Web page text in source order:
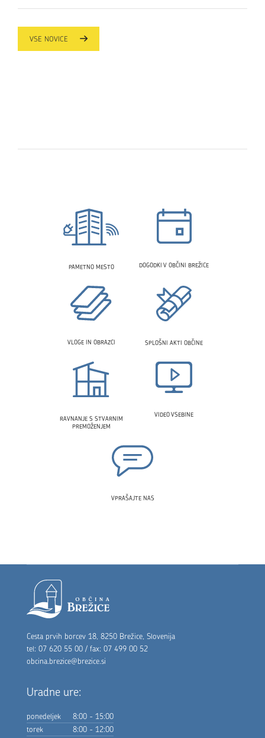
VSE NOVICE
PAMETNO MESTO DOGODKI V OBČINI BREŽICE
VLOGE IN OBRAZCI SPLOŠNI AKTI OBČINE
RAVNANJE S STVARNIM
PREMOŽENJEM
VIDEO VSEBINE
VPRAŠAJTE NAS
Noga strani
Cesta prvih borcev 18, 8250 Brežice, Slovenija
tel: 07 620 55 00 / fax: 07 499 00 52
obcina.brezice@brezice.si
Uradne ure:
ponedeljek
8:00 - 15:00
torek
8:00 - 12:00